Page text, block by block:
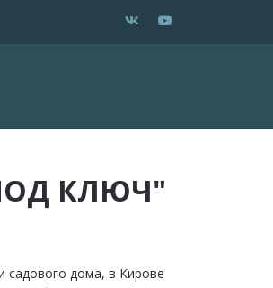
КЛЮЧ"
садового дома, в Кирове